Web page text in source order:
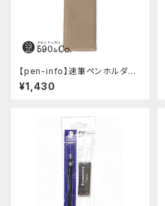
【pen-info】速筆ペンホルダー
590&Co.別注色 (ベージュ)
¥1,430